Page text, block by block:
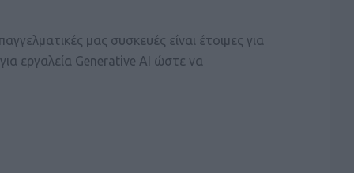
μας συσκευές είναι έτοιμες για
εργαλεία Generative AI ώστε να